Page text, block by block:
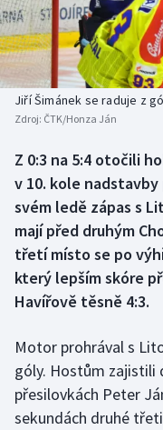
Baseball a softbal
Basketbal
Biatlon
Box
Curling
Dostihy
Futsal
Golf
Soutěže
Historické návraty
Aplikace ČT sport
Jiří Šimánek se raduje z
Zdroj: ČTK/Honza Ján
Z 0:3 na 5:4 otočili
v 10. kole
svém ledě zápas s
mají před druhým
třetí místo se po
který lepším skóre
Havířově těsně 4:3.
Motor prohrával s
góly. Hostům zajistili
přesilovkách Peter
sekundách druhé